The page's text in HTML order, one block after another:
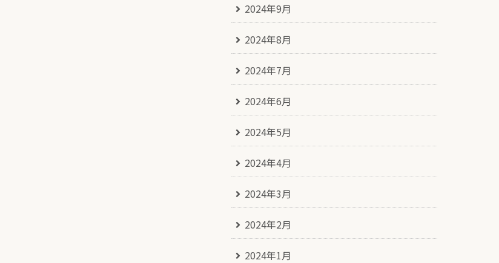
2024年9月
2024年8月
2024年7月
2024年6月
2024年5月
2024年4月
2024年3月
2024年2月
2024年1月